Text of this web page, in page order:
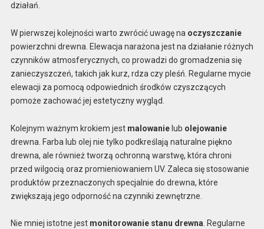
działań.
W pierwszej kolejności warto zwrócić uwagę na oczyszczanie
powierzchni drewna. Elewacja narażona jest na działanie różnych
czynników atmosferycznych, co prowadzi do gromadzenia się
zanieczyszczeń, takich jak kurz, rdza czy pleśń. Regularne mycie
elewacji za pomocą odpowiednich środków czyszczących
pomoże zachować jej estetyczny wygląd.
Kolejnym ważnym krokiem jest malowanielub olejowanie
drewna. Farba lub olej nie tylko podkreślają naturalne piękno
drewna, ale również tworzą ochronną warstwę, która chroni
przed wilgocią oraz promieniowaniem UV. Zaleca się stosowanie
produktów przeznaczonych specjalnie do drewna, które
zwiększają jego odporność na czynniki zewnętrzne.
Nie mniej istotne jest monitorowanie stanu drewna. Regularne